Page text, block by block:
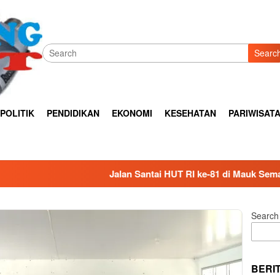
POLITIK PENDIDIKAN EKONOMI KESEHATAN PARIWISATA
Jalan Santai HUT RI ke-81 di Mauk Semarak, Ribuan Warga
Search